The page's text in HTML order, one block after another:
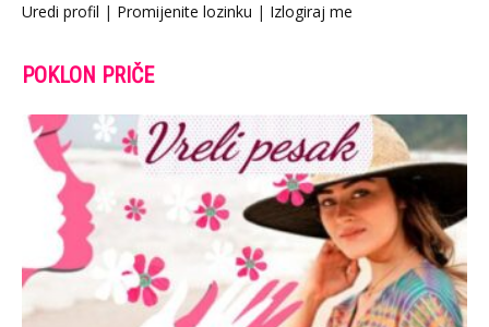
Uredi profil | Promijenite lozinku | Izlogiraj me
POKLON PRIČE